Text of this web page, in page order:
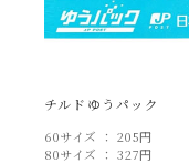
チルドゆうパック
60サイズ ： 205円
80サイズ ： 327円